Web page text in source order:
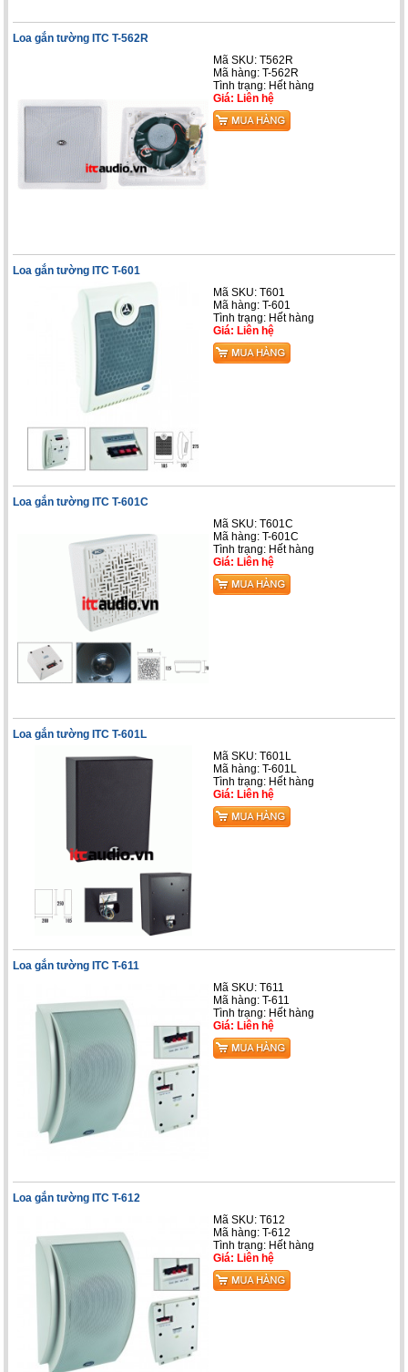
Loa gắn tường ITC T-562R
Mã SKU: T562R
Mã hàng: T-562R
Tình trạng: Hết hàng
Giá: Liên hệ
Loa gắn tường ITC T-601
Mã SKU: T601
Mã hàng: T-601
Tình trạng: Hết hàng
Giá: Liên hệ
Loa gắn tường ITC T-601C
Mã SKU: T601C
Mã hàng: T-601C
Tình trạng: Hết hàng
Giá: Liên hệ
Loa gắn tường ITC T-601L
Mã SKU: T601L
Mã hàng: T-601L
Tình trạng: Hết hàng
Giá: Liên hệ
Loa gắn tường ITC T-611
Mã SKU: T611
Mã hàng: T-611
Tình trạng: Hết hàng
Giá: Liên hệ
Loa gắn tường ITC T-612
Mã SKU: T612
Mã hàng: T-612
Tình trạng: Hết hàng
Giá: Liên hệ